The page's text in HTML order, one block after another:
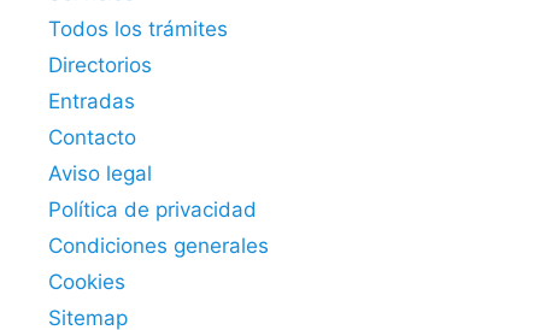
Todos los trámites
Directorios
Entradas
Contacto
Aviso legal
Política de privacidad
Condiciones generales
Cookies
Sitemap